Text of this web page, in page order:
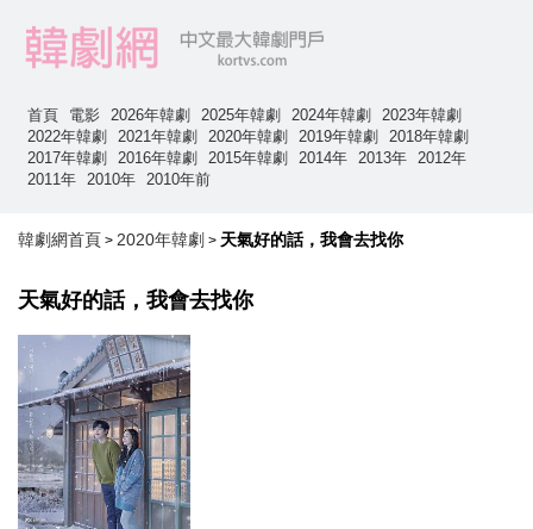
首頁 電影 2026年韓劇 2025年韓劇 2024年韓劇
2023年韓劇
2022年韓劇
2021年韓劇 2020年韓劇 2019年韓劇
2018年韓劇
2017年韓劇
2016年韓劇 2015年韓劇 2014年 2013年
2012年
2011年
2010年 2010年前
韓劇網首頁 > 2020年韓劇 > 天氣好的話，我會去找你
天氣好的話，我會去找你